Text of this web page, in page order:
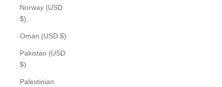
Norway (USD
$)
Oman (USD $)
Pakistan (USD
$)
Palestinian